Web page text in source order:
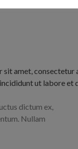
sit amet,
incididunt ut labore et
dictum ex,
Nullam